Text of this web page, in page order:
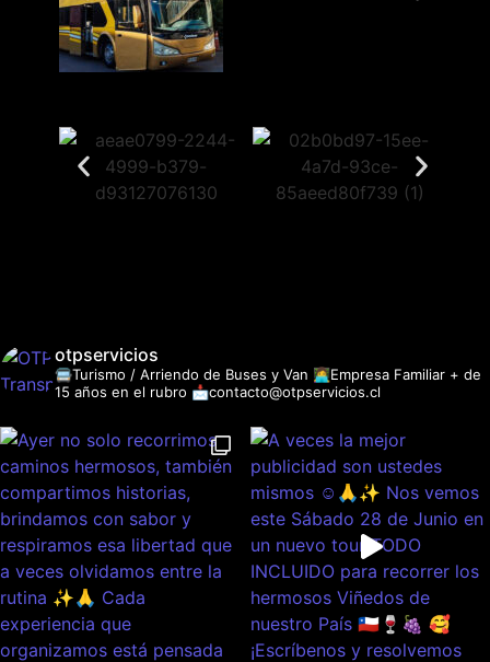
otpservicios
🚍Turismo / Arriendo de Buses y Van 👩‍💻Empresa Familiar + de
15 años en el rubro 📩contacto@otpservicios.cl